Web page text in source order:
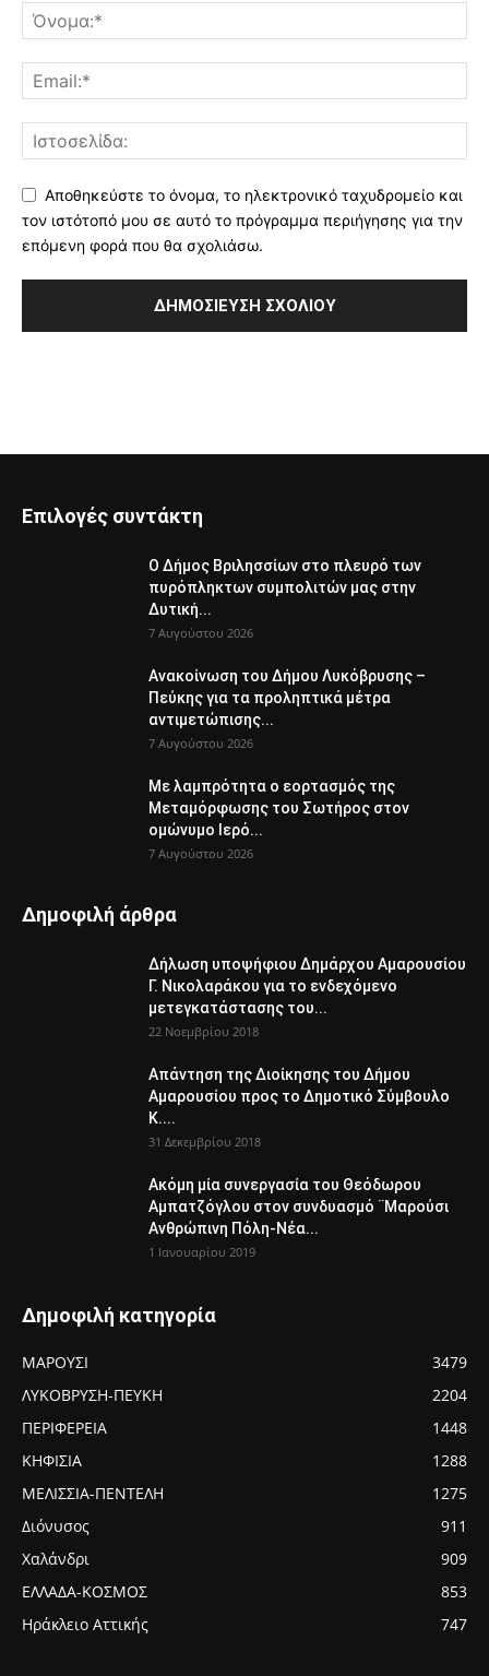
Αποθηκεύστε το όνομα, το ηλεκτρονικό ταχυδρομείο και
τον ιστότοπό μου σε αυτό το πρόγραμμα περιήγησης για την
επόμενη φορά που θα σχολιάσω.
Επιλογές συντάκτη
Ο Δήμος Βριλησσίων στο πλευρό των
πυρόπληκτων συμπολιτών μας στην
Δυτική...
7 Αυγούστου 2026
Ανακοίνωση του Δήμου Λυκόβρυσης –
Πεύκης για τα προληπτικά μέτρα
αντιμετώπισης...
7 Αυγούστου 2026
Με λαμπρότητα ο εορτασμός της
Μεταμόρφωσης του Σωτήρος στον
ομώνυμο Ιερό...
7 Αυγούστου 2026
Δημοφιλή άρθρα
Δήλωση υποψήφιου Δημάρχου Αμαρουσίου
Γ. Νικολαράκου για το ενδεχόμενο
μετεγκατάστασης του...
22 Νοεμβρίου 2018
Απάντηση της Διοίκησης του Δήμου
Αμαρουσίου προς το Δημοτικό Σύμβουλο
Κ....
31 Δεκεμβρίου 2018
Ακόμη μία συνεργασία του Θεόδωρου
Αμπατζόγλου στον συνδυασμό ¨Μαρούσι
Ανθρώπινη Πόλη-Νέα...
1 Ιανουαρίου 2019
Δημοφιλή κατηγορία
ΜΑΡΟΥΣΙ
3479
ΛΥΚΟΒΡΥΣΗ-ΠΕΥΚΗ
2204
ΠΕΡΙΦΕΡΕΙΑ
1448
ΚΗΦΙΣΙΑ
1288
ΜΕΛΙΣΣΙΑ-ΠΕΝΤΕΛΗ
1275
Διόνυσος
911
Χαλάνδρι
909
ΕΛΛΑΔΑ-ΚΟΣΜΟΣ
853
Ηράκλειο Αττικής
747